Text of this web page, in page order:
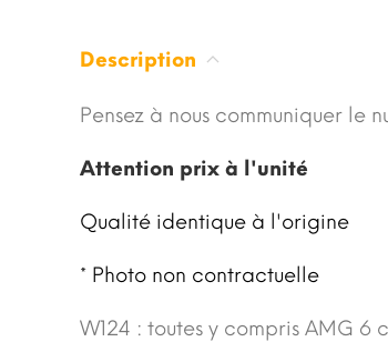
Description
Pensez à nous communiquer le
Attention prix à l'unité
Qualité identique à l'origine
* Photo non contractuelle
W124 : toutes y compris AMG 6